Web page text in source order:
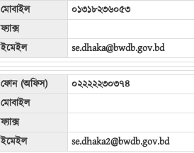
মোবাইল
০১৩১৮২৩৬০৫৩
ফ্যাক্স
ইমেইল
se.dhaka@bwdb.gov.bd
ফোন (অফিস)
০২২২২২৩০৩৭৪
মোবাইল
ফ্যাক্স
ইমেইল
se.dhaka2@bwdb.gov.bd